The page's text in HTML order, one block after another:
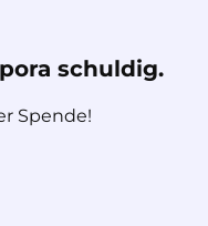
schuldig.
Spende!